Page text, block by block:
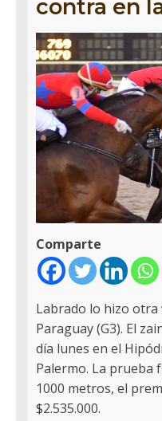
contra en
Comparte
Labrado lo hizo otra
Paraguay (G3). El
día lunes en el
Palermo. La prueba
1000 metros, el
$2.535.000.